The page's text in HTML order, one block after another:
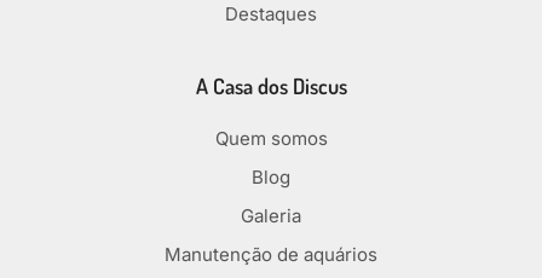
Destaques
A Casa dos Discus
Quem somos
Blog
Galeria
Manutenção de aquários